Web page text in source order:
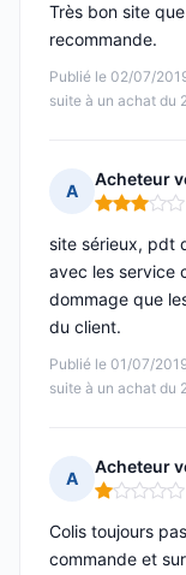
Publié le 02/07/
suite à un achat du
Très bon site
recommande.
A
Acheteur
Note : 3
Publié le 01/07/
suite à un achat du
site sérieux, pdt
avec les service
dommage que
du client.
A
Acheteur
Note : 1 sur
Colis toujours
commande et